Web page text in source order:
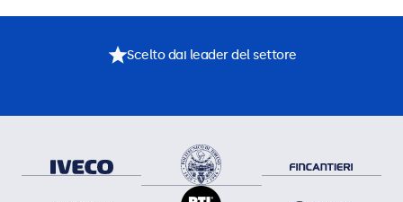
Scelto dai leader del settore